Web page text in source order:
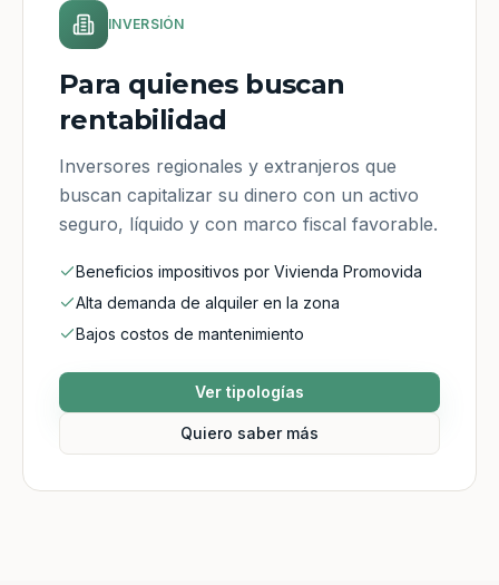
INVERSIÓN
Para quienes buscan
rentabilidad
Inversores regionales y extranjeros que
buscan capitalizar su dinero con un activo
seguro, líquido y con marco fiscal favorable.
Beneficios impositivos por Vivienda Promovida
Alta demanda de alquiler en la zona
Bajos costos de mantenimiento
Ver tipologías
Quiero saber más